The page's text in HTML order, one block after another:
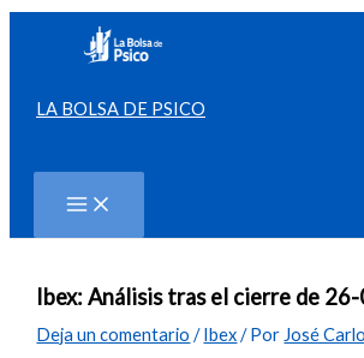
contenido
LA BOLSA DE PSICO
Ibex: Análisis tras el cierre de
Deja un comentario /Ibex/ Por José